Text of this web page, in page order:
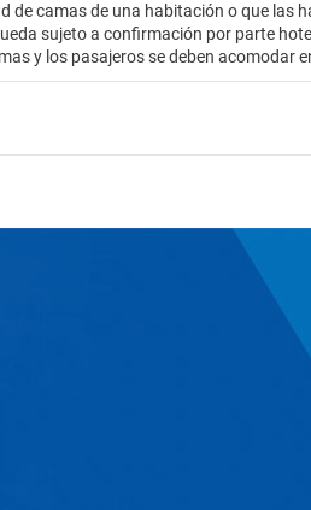
de camas de una habitación o que las
sujeto a confirmación por parte
y los pasajeros se deben acomodar